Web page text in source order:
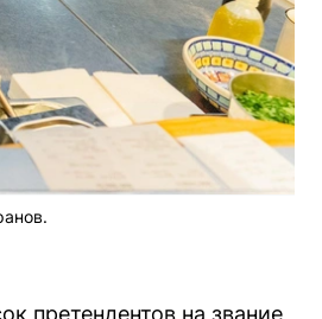
претендентов на звание